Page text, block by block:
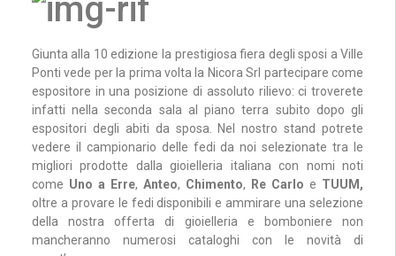
Giunta alla 10 edizione la prestigiosa fiera degli sposi a Ville
Ponti vede per la prima volta la Nicora Srl partecipare come
espositore in una posizione di assoluto rilievo: ci troverete
infatti nella seconda sala al piano terra subito dopo gli
espositori degli abiti da sposa. Nel nostro stand potrete
vedere il campionario delle fedi da noi selezionate tra le
migliori prodotte dalla gioielleria italiana con nomi noti
come Uno a Erre, Anteo, Chimento, Re Carlo e TUUM,
oltre a provare le fedi disponibili e ammirare una selezione
della nostra offerta di gioielleria e bomboniere non
mancheranno numerosi cataloghi con le novità di